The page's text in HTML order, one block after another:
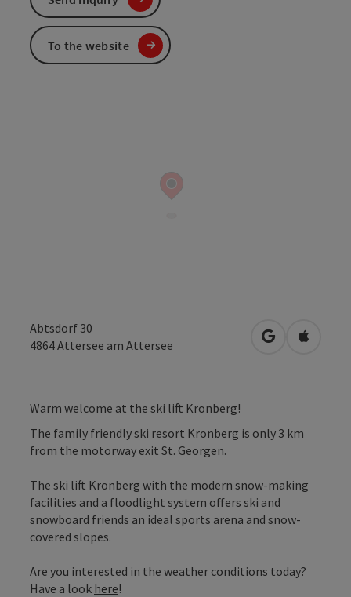
Abtsdorf 30
4864Attersee am Attersee open inOpen in
Warm welcome at the ski lift Kronberg!
The family friendly ski resort Kronberg is only 3 km
from the motorway exit St. Georgen.
The ski lift Kronberg with the modern snow-making
facilities and a floodlight system offers ski and
snowboard friends an ideal sports arena and snow-
covered slopes.
Are you interested in the weather conditions today?
Have a look here!
To the website